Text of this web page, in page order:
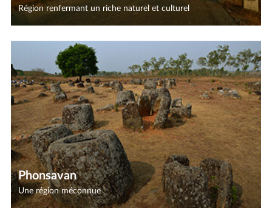
Région renfermant un riche naturel et culturel
Phonsavan
Une région méconnue